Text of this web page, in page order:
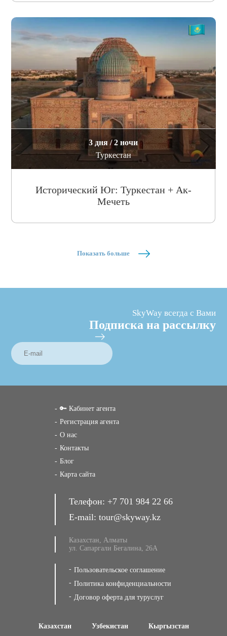
3 дня / 2 ночи
Туркестан
Исторический Юг: Туркестан + Ак-
Мечеть
Показать больше
SkyWay всегда с Вами
Подписка на рассылку
🔑 Кабинет агента
Регистрация агента
О нас
Контакты
Блог
Карта сайта
Телефон: +7 701 984 22 66
E-mail: tour@skyway.kz
Казахстан, Алматы
ул. Сапаргали Бегалина, 26А
Пользовательское соглашение
Политика конфиденциальности
Договор оферта для туруслуг
Казахстан Узбекистан Кыргызстан